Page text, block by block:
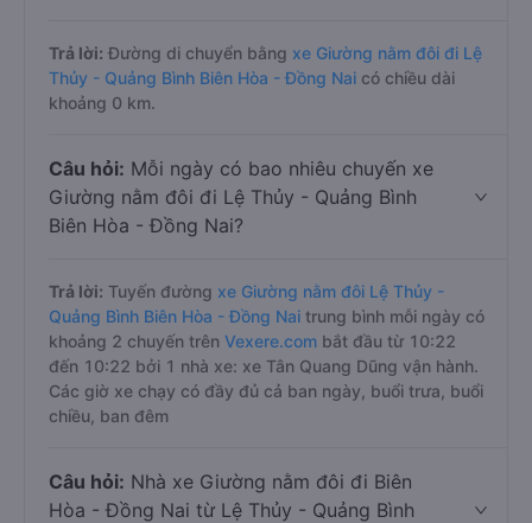
Trả lời: Đường di chuyển bằng xe Giường nằm đôi đi Lệ
Thủy - Quảng Bình Biên Hòa - Đồng Nai có chiều dài
khoảng 0 km.
Câu hỏi: Mỗi ngày có bao nhiêu chuyến xe
Giường nằm đôi đi Lệ Thủy - Quảng Bình
Biên Hòa - Đồng Nai?
Trả lời: Tuyến đường xe Giường nằm đôi Lệ Thủy -
Quảng Bình Biên Hòa - Đồng Nai trung bình mỗi ngày có
khoảng 2 chuyến trên Vexere.com bắt đầu từ 10:22
đến 10:22 bởi 1 nhà xe: xe Tân Quang Dũng vận hành.
Các giờ xe chạy có đầy đủ cả ban ngày, buổi trưa, buổi
chiều, ban đêm
Câu hỏi: Nhà xe Giường nằm đôi đi Biên
Hòa - Đồng Nai từ Lệ Thủy - Quảng Bình